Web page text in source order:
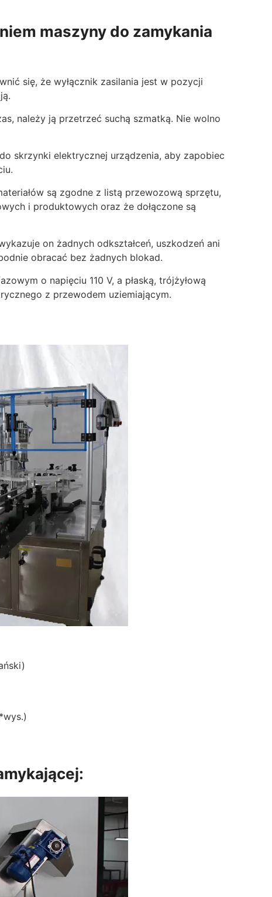
maszyny do zamykania
się, że wyłącznik zasilania jest w pozycji
należy ją przetrzeć suchą szmatką. Nie wolno
skrzynki elektrycznej urządzenia, aby zapobiec
są zgodne z listą przewozową sprzętu,
i produktowych oraz że dołączone są
on żadnych odkształceń, uszkodzeń ani
obracać bez żadnych blokad.
o napięciu 110 V, a płaską, trójżyłową
z przewodem uziemiającym.